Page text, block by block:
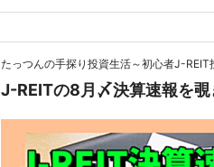
たっつんの手探り投資生活～初心者J-REIT
J-REITの8月〆決算速報を